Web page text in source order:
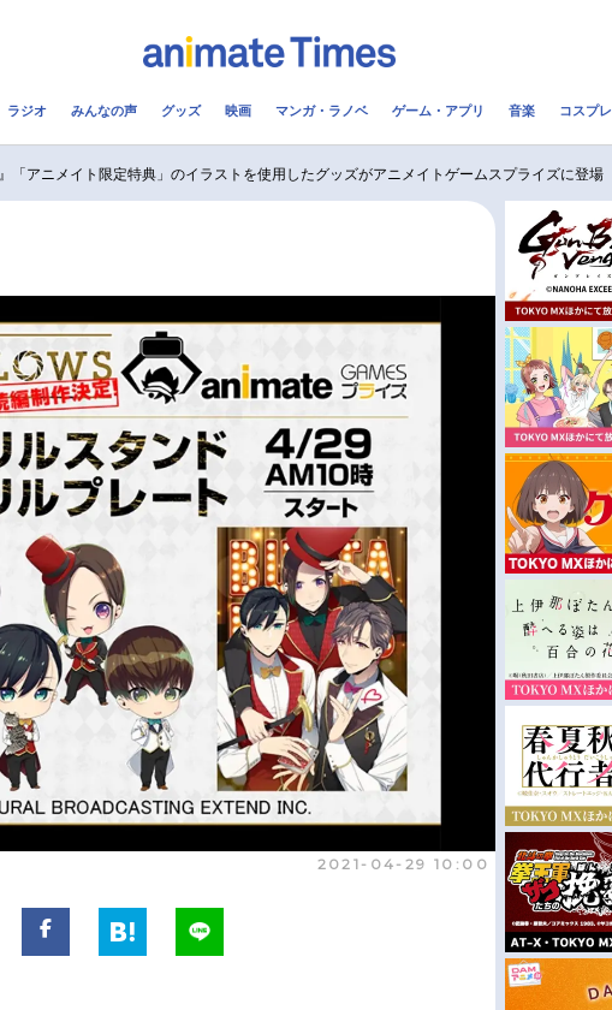
配信・Vtuber
実写化映画一覧
男性声優/女性声優一覧
今期アニメ曜日別一覧
夏アニメ
FOLLOW US
ラジオ みんなの声 グッズ 映画 マンガ・ラノベ ゲーム・アプリ 音楽 コスプレ
「アニメイト限定特典」のイラストを使用したグッズがアニメイトゲームスプライズに登場
2021-04-29 10:00